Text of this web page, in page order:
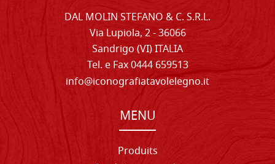
DAL MOLIN STEFANO & C. S.R.L.
Via Lupiola, 2 - 36066
Sandrigo (VI) ITALIA
Tel. e Fax 0444 659513
info@iconografiatavolelegno.it
MENU
Produits